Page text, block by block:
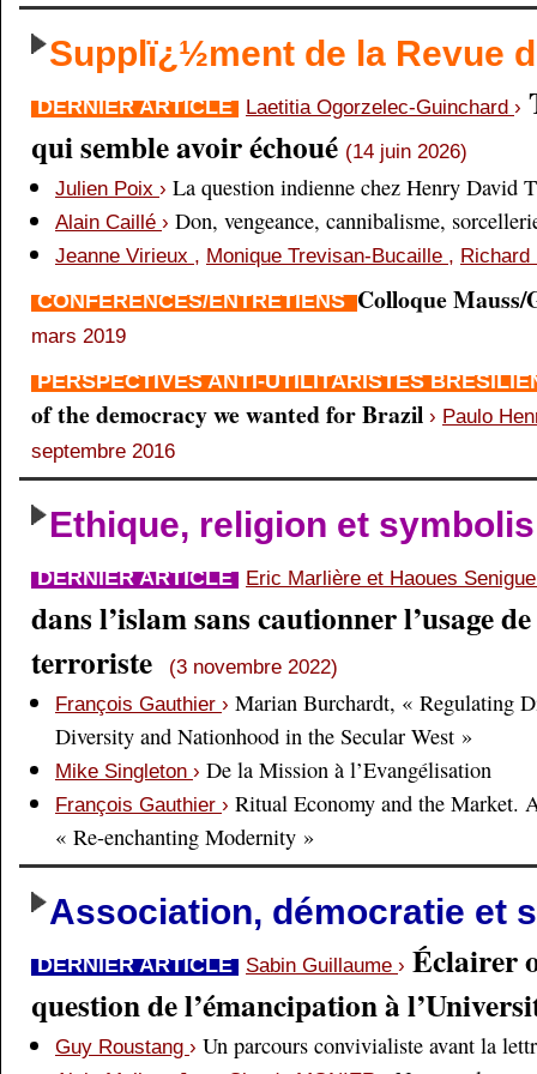
Supplï¿½ment de la Revue
DERNIER ARTICLE Laetitia Ogorzelec-Guinchard ›
qui semble avoir échoué (14 juin 2026)
Julien Poix › La question indienne chez Henry David
Alain Caillé › Don, vengeance, cannibalisme,
Jeanne Virieux , Monique Trevisan-Bucaille ,
CONFÉRENCES/ENTRETIENS Colloque
mars 2019
PERSPECTIVES ANTI-UTILITARISTES
of the democracy we wanted for Brazil › Paulo
septembre 2016
Ethique, religion et
DERNIER ARTICLE Eric Marlière et Haoues
dans l’islam sans cautionner l’usage
terroriste
(3 novembre 2022)
François Gauthier › Marian Burchardt, « Regulating
Diversity and Nationhood in the Secular West »
Mike Singleton › De la Mission à l’Evangélisation
François Gauthier › Ritual Economy and the Market.
« Re-enchanting Modernity »
Association, démocratie et
DERNIER ARTICLE Sabin Guillaume › Éclairer
question de l’émancipation à
Guy Roustang › Un parcours convivialiste avant la